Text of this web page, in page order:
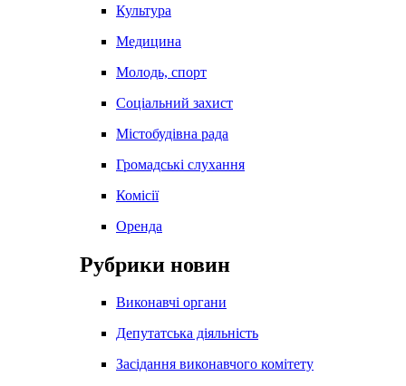
Культура
Медицина
Молодь, спорт
Соціальний захист
Містобудівна рада
Громадські слухання
Комісії
Оренда
Рубрики новин
Виконавчі органи
Депутатська діяльність
Засідання виконавчого комітету